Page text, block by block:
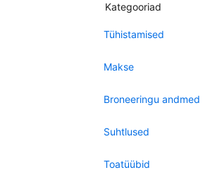
Kategooriad
Tühistamised
Makse
Broneeringu andmed
Suhtlused
Toatüübid